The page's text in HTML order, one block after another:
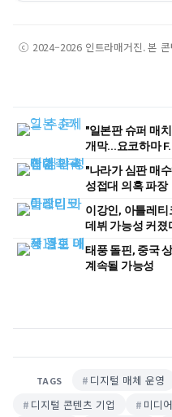
ⓒ 2024–2026 인트라매거진. 본 콘
"일본판 슈퍼 매
개막...요코하마
"나라가 심판 매
성접대 의혹 파장
이강인, 아틀레
데뷔 가능성 커졌
태풍 돌핀, 중국
계속될 가능성
TAGS 디지털 매체 운영
디지털 콘텐츠 기업
미디